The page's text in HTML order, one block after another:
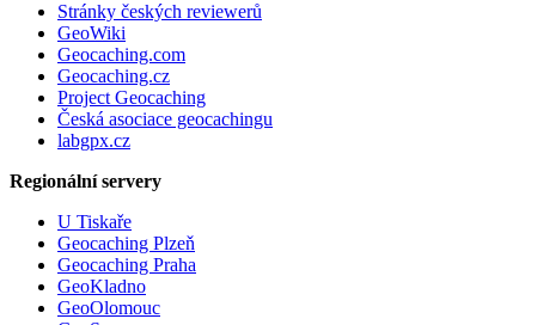
Stránky českých reviewerů
GeoWiki
Geocaching.com
Geocaching.cz
Project Geocaching
Česká asociace geocachingu
labgpx.cz
Regionální servery
U Tiskaře
Geocaching Plzeň
Geocaching Praha
GeoKladno
GeoOlomouc